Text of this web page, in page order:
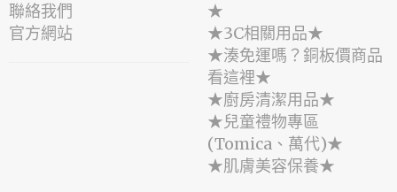
聯絡我們
官方網站
★
★3C相關用品★
★湊免運嗎？銅板價商品
看這裡★
★廚房清潔用品★
★兒童禮物專區
(Tomica、萬代)★
★肌膚美容保養★